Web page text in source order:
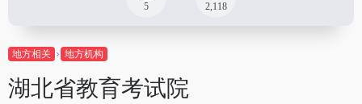
5 2,118
地方相关 地方机构
湖北省教育考试院